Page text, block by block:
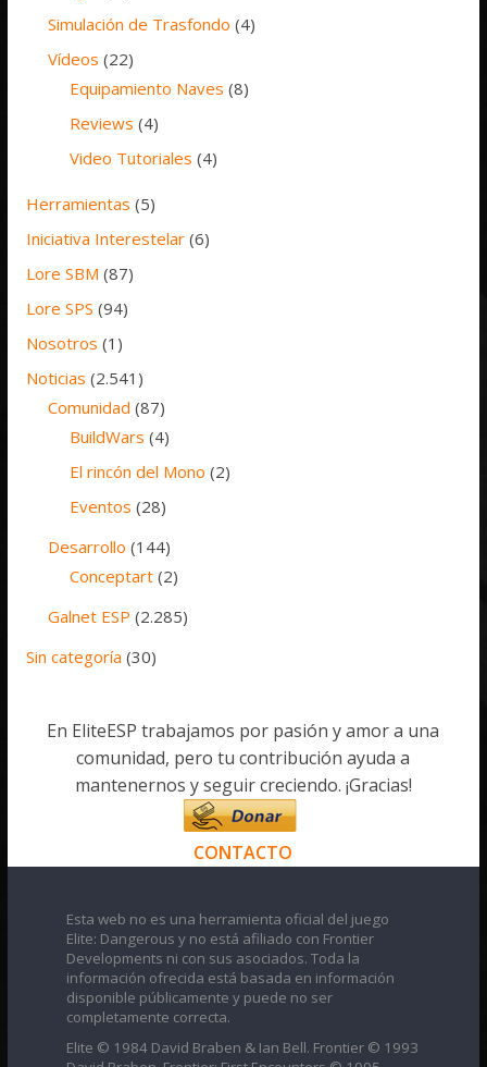
Simulación de Trasfondo (4)
Vídeos (22)
Equipamiento Naves (8)
Reviews (4)
Video Tutoriales (4)
Herramientas (5)
Iniciativa Interestelar (6)
Lore SBM (87)
Lore SPS (94)
Nosotros (1)
Noticias (2.541)
Comunidad (87)
BuildWars (4)
El rincón del Mono (2)
Eventos (28)
Desarrollo (144)
Conceptart (2)
Galnet ESP (2.285)
Sin categoría (30)
En EliteESP trabajamos por pasión y amor a una
comunidad, pero tu contribución ayuda a
mantenernos y seguir creciendo. ¡Gracias!
CONTACTO
Esta web no es una herramienta oficial del juego
Elite: Dangerous y no está afiliado con Frontier
Developments ni con sus asociados. Toda la
información ofrecida está basada en información
disponible públicamente y puede no ser
completamente correcta.
Elite © 1984 David Braben & Ian Bell. Frontier © 1993